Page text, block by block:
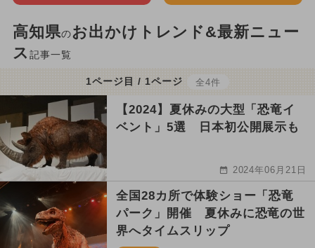
高知県のお出かけトレンド&最新ニュー
ス 記事一覧
1ページ目 / 1ページ 全4件
【2024】夏休みの大型「恐竜イ
ベント」5選 日本初公開展示も
2024年06月21日
全国28カ所で体験ショー「恐竜
パーク」開催 夏休みに恐竜の世
界へタイムスリップ